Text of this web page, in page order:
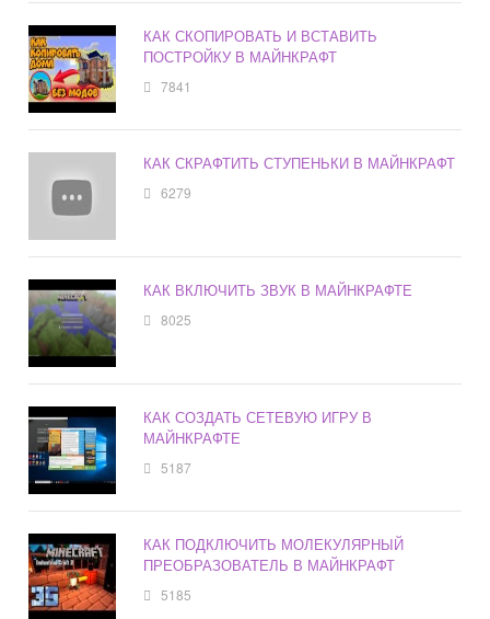
КАК СКОПИРОВАТЬ И ВСТАВИТЬ
ПОСТРОЙКУ В МАЙНКРАФТ
7841
КАК СКРАФТИТЬ СТУПЕНЬКИ В МАЙНКРАФТ
6279
КАК ВКЛЮЧИТЬ ЗВУК В МАЙНКРАФТЕ
8025
КАК СОЗДАТЬ СЕТЕВУЮ ИГРУ В
МАЙНКРАФТЕ
5187
КАК ПОДКЛЮЧИТЬ МОЛЕКУЛЯРНЫЙ
ПРЕОБРАЗОВАТЕЛЬ В МАЙНКРАФТ
5185